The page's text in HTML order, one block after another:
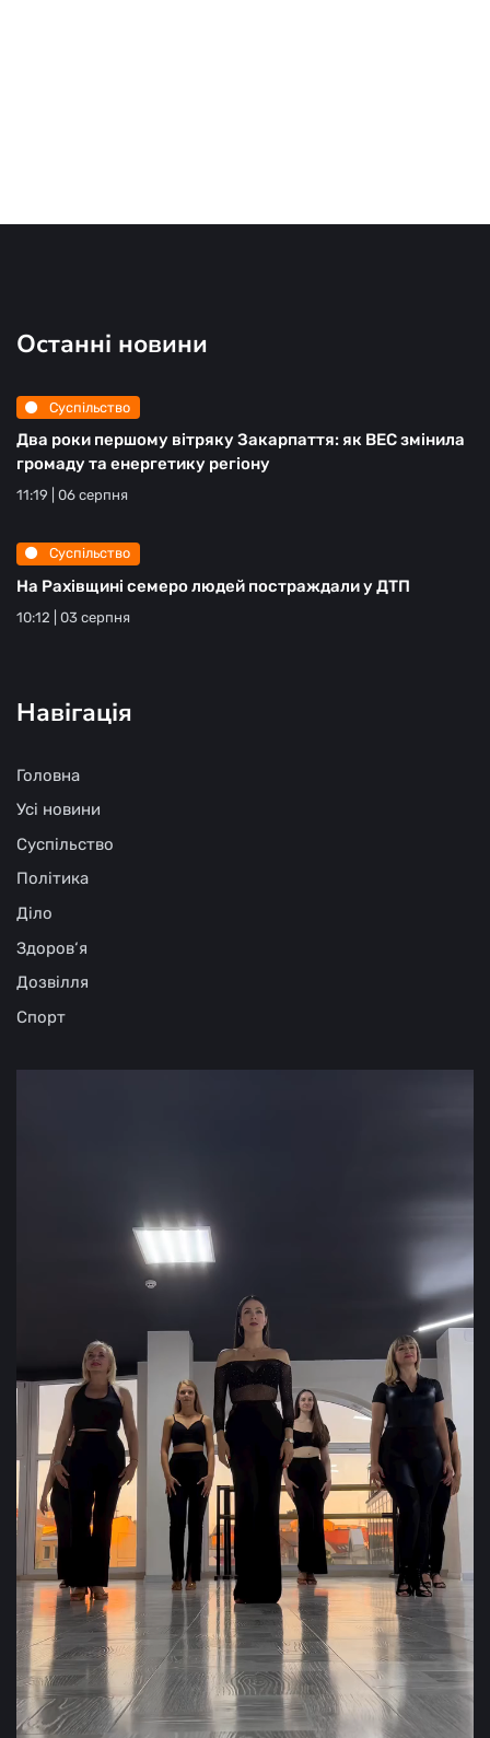
Останні новини
Суспільство
Два роки першому вітряку Закарпаття: як ВЕС змінила
громаду та енергетику регіону
11:19 | 06 серпня
Суспільство
На Рахівщині семеро людей постраждали у ДТП
10:12 | 03 серпня
Навігація
Головна
Усі новини
Суспільство
Політика
Діло
Здоров‘я
Дозвілля
Спорт